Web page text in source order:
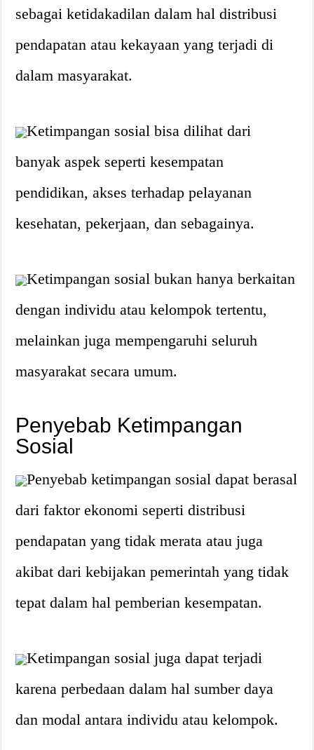
sebagai ketidakadilan dalam hal distribusi
pendapatan atau kekayaan yang terjadi di
dalam masyarakat.
Ketimpangan sosial bisa dilihat dari
banyak aspek seperti kesempatan
pendidikan, akses terhadap pelayanan
kesehatan, pekerjaan, dan sebagainya.
Ketimpangan sosial bukan hanya berkaitan
dengan individu atau kelompok tertentu,
melainkan juga mempengaruhi seluruh
masyarakat secara umum.
Penyebab Ketimpangan
Sosial
Penyebab ketimpangan sosial dapat berasal
dari faktor ekonomi seperti distribusi
pendapatan yang tidak merata atau juga
akibat dari kebijakan pemerintah yang tidak
tepat dalam hal pemberian kesempatan.
Ketimpangan sosial juga dapat terjadi
karena perbedaan dalam hal sumber daya
dan modal antara individu atau kelompok.